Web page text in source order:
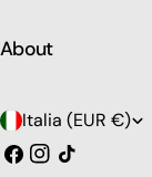
About
P
a
Italia (EUR €)
Facebook
Instagram
Tic